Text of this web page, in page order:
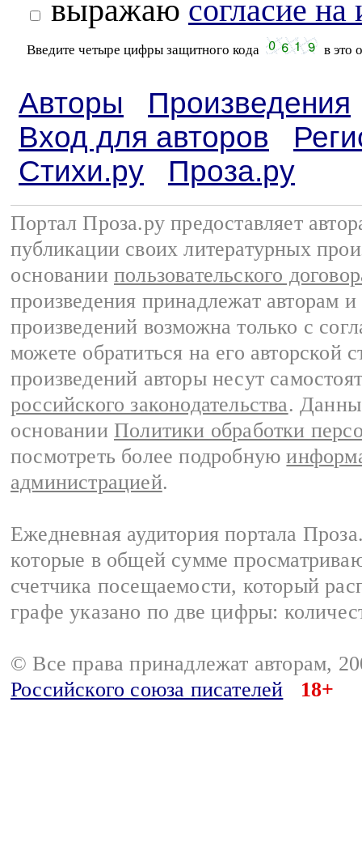
выражаю согласие
Введите четыре цифры защитного кода в это
Авторы
Произведения
Вход для авторов
Стихи.ру
Проза.ру
Портал Проза.ру предоставляет
публикации своих литературных
основании пользовательского
произведения принадлежат авторам
произведений возможна только с
можете обратиться на его авторской
произведений авторы несут
российского законодательства.
основании Политики обработки
посмотреть более подробную
администрацией.
Ежедневная аудитория портала
которые в общей сумме
счетчика посещаемости, который
графе указано по две цифры:
© Все права принадлежат авторам,
Российского союза писателей
18+